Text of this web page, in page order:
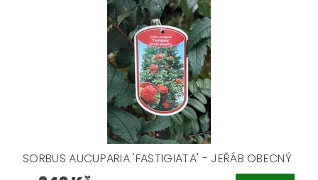
SORBUS AUCUPARIA 'FASTIGIATA' - JEŘÁB OBECNÝ